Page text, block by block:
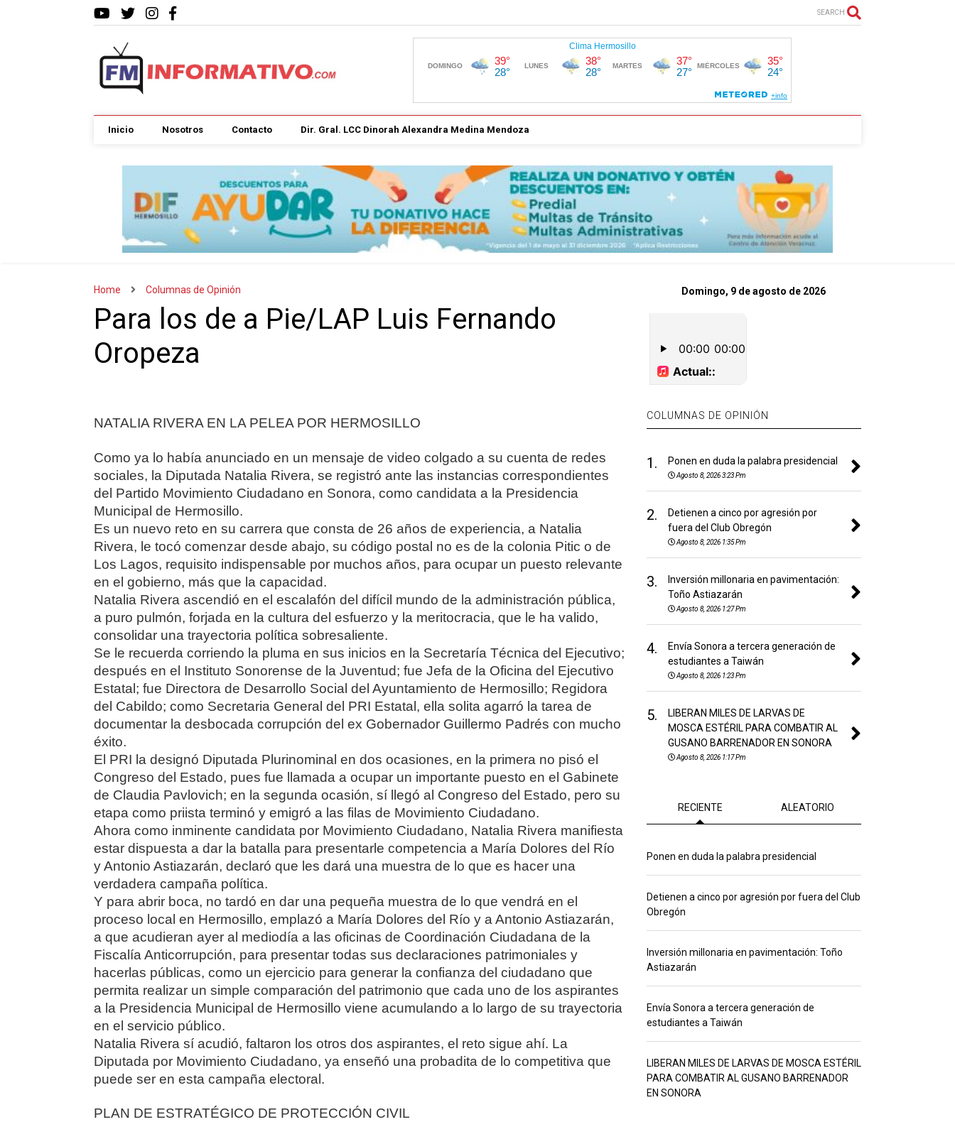
SEARCH
Inicio Nosotros Contacto Dir. Gral. LCC Dinorah Alexandra Medina Mendoza
Home Columnas de Opinión
Para los de a Pie/LAP Luis Fernando
Oropeza
NATALIA RIVERA EN LA PELEA POR HERMOSILLO
Como ya lo había anunciado en un mensaje de video colgado a su cuenta de redes
sociales, la Diputada Natalia Rivera, se registró ante las instancias correspondientes
del Partido Movimiento Ciudadano en Sonora, como candidata a la Presidencia
Municipal de Hermosillo.
Es un nuevo reto en su carrera que consta de 26 años de experiencia, a Natalia
Rivera, le tocó comenzar desde abajo, su código postal no es de la colonia Pitic o de
Los Lagos, requisito indispensable por muchos años, para ocupar un puesto relevante
en el gobierno, más que la capacidad.
Natalia Rivera ascendió en el escalafón del difícil mundo de la administración pública,
a puro pulmón, forjada en la cultura del esfuerzo y la meritocracia, que le ha valido,
consolidar una trayectoria política sobresaliente.
Se le recuerda corriendo la pluma en sus inicios en la Secretaría Técnica del Ejecutivo;
después en el Instituto Sonorense de la Juventud; fue Jefa de la Oficina del Ejecutivo
Estatal; fue Directora de Desarrollo Social del Ayuntamiento de Hermosillo; Regidora
del Cabildo; como Secretaria General del PRI Estatal, ella solita agarró la tarea de
documentar la desbocada corrupción del ex Gobernador Guillermo Padrés con mucho
éxito.
El PRI la designó Diputada Plurinominal en dos ocasiones, en la primera no pisó el
Congreso del Estado, pues fue llamada a ocupar un importante puesto en el Gabinete
de Claudia Pavlovich; en la segunda ocasión, sí llegó al Congreso del Estado, pero su
etapa como priista terminó y emigró a las filas de Movimiento Ciudadano.
Ahora como inminente candidata por Movimiento Ciudadano, Natalia Rivera manifiesta
estar dispuesta a dar la batalla para presentarle competencia a María Dolores del Río
y Antonio Astiazarán, declaró que les dará una muestra de lo que es hacer una
verdadera campaña política.
Y para abrir boca, no tardó en dar una pequeña muestra de lo que vendrá en el
proceso local en Hermosillo, emplazó a María Dolores del Río y a Antonio Astiazarán,
a que acudieran ayer al mediodía a las oficinas de Coordinación Ciudadana de la
Fiscalía Anticorrupción, para presentar todas sus declaraciones patrimoniales y
hacerlas públicas, como un ejercicio para generar la confianza del ciudadano que
permita realizar un simple comparación del patrimonio que cada uno de los aspirantes
a la Presidencia Municipal de Hermosillo viene acumulando a lo largo de su trayectoria
en el servicio público.
Natalia Rivera sí acudió, faltaron los otros dos aspirantes, el reto sigue ahí. La
Diputada por Movimiento Ciudadano, ya enseñó una probadita de lo competitiva que
puede ser en esta campaña electoral.
PLAN DE ESTRATÉGICO DE PROTECCIÓN CIVIL
Domingo, 9 de agosto de 2026
COLUMNAS DE OPINIÓN
1. Ponen en duda la palabra presidencial
Agosto 8, 2026 3:23 Pm
2.
Detienen a cinco por agresión por
fuera del Club Obregón
Agosto 8, 2026 1:35 Pm
3.
Inversión millonaria en pavimentación:
Toño Astiazarán
Agosto 8, 2026 1:27 Pm
4.
Envía Sonora a tercera generación de
estudiantes a Taiwán
Agosto 8, 2026 1:23 Pm
5.
LIBERAN MILES DE LARVAS DE
MOSCA ESTÉRIL PARA COMBATIR AL
GUSANO BARRENADOR EN SONORA
Agosto 8, 2026 1:17 Pm
RECIENTE ALEATORIO
Ponen en duda la palabra presidencial
Detienen a cinco por agresión por fuera del Club
Obregón
Inversión millonaria en pavimentación: Toño
Astiazarán
Envía Sonora a tercera generación de
estudiantes a Taiwán
LIBERAN MILES DE LARVAS DE MOSCA ESTÉRIL
PARA COMBATIR AL GUSANO BARRENADOR
EN SONORA